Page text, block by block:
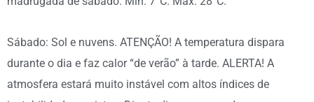
Sábado: Sol e nuvens. ATENÇÃO! A temperatura dispara
durante o dia e faz calor “de verão” à tarde. ALERTA! A
atmosfera estará muito instável com altos índices de